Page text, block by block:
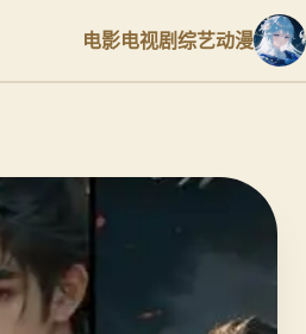
电影电视剧综艺动漫